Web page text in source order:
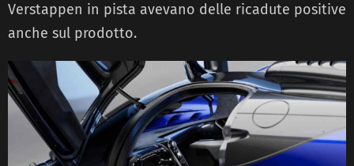
Verstappen in pista avevano delle ricadute positive
anche sul prodotto.